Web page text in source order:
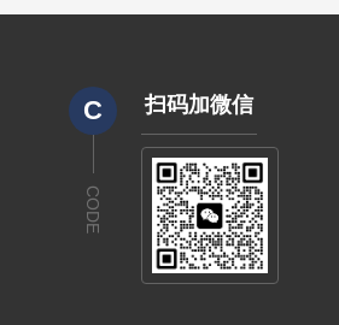
C
CODE
扫码加微信